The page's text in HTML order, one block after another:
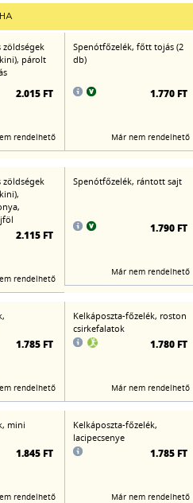
zöldségek
párolt
2.015 FT
rendelhető
Spenótfőzelék, főtt tojás (2
db)
1.770 FT
Már nem rendelhető
zöldségek
2.115 FT
rendelhető
Spenótfőzelék, rántott sajt
1.790 FT
Már nem rendelhető
1.785 FT
rendelhető
Kelkáposzta-főzelék, roston
csirkefalatok
1.780 FT
Már nem rendelhető
mini
1.845 FT
rendelhető
Kelkáposzta-főzelék,
lacipecsenye
1.785 FT
Már nem rendelhető